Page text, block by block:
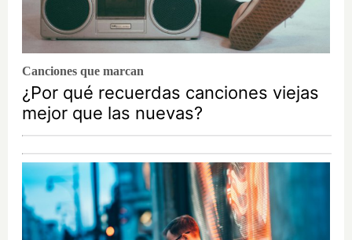
Canciones que marcan
¿Por qué recuerdas canciones viejas
mejor que las nuevas?